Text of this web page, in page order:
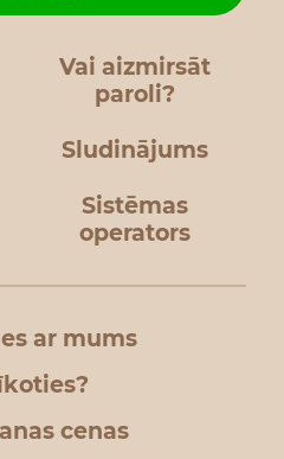
Vai aizmirsāt
paroli?
Sludinājums
Sistēmas
operators
ar mums
cenas